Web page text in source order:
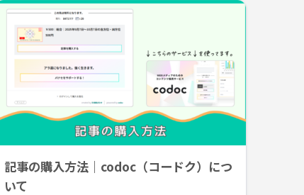
記事の購入方法｜codoc（コードク）につ
いて